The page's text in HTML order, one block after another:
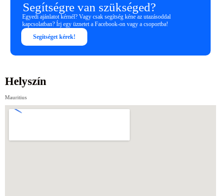
Segítségre van szükséged?
Egyedi ajánlatot kérnél? Vagy csak segítség kéne az utazásoddal
kapcsolatban? Írj egy üznetet a Facebook-on vagy a csoportba!
Segítséget kérek!
Helyszín
Mauritius